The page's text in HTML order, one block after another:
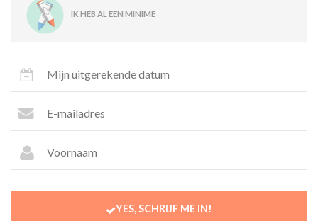
IK HEB AL EEN MINIME
YES, SCHRIJF ME IN!